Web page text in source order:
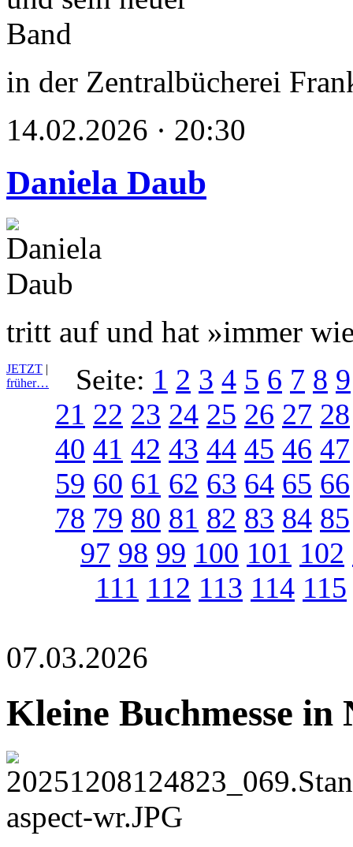
in der Zentralbücherei
14.02.2026 · 20:30
Daniela Daub
tritt auf und hat »immer
JETZT |
früher…
Seite: 1 2 3 4 5 6 7 8 9
21 22 23 24 25 26 27 28
40 41 42 43 44 45 46 47
59 60 61 62 63 64 65 66
78 79 80 81 82 83 84 85
97 98 99 100 101 102
111 112 113 114 115
07.03.2026
Kleine Buchmesse in